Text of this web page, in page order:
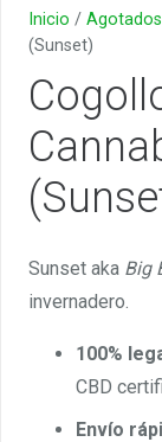
Inicio / Agotados
(Sunset)
Sunset aka Big
invernadero.
100%
CBD
Envío